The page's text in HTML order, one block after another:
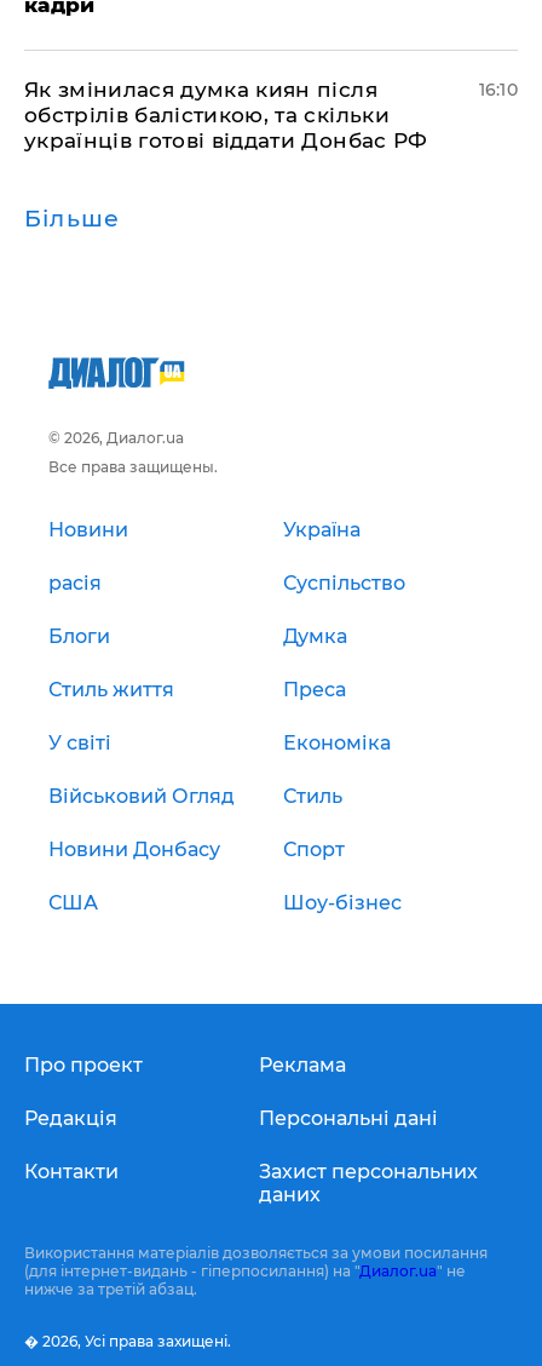
Як змінилася думка киян після
обстрілів балістикою, та скільки
українців готові віддати Донбас РФ
16:10
Більше
© 2026, Диалог.ua
Все права защищены.
Новини Україна
расія Суспільство
Блоги Думка
Стиль життя Преса
У світі Економіка
Військовий Огляд Стиль
Новини Донбасу Спорт
США Шоу-бізнес
Про проект
Редакція
Контакти
Реклама
Персональні дані
Захист персональних
даних
Використання матеріалів дозволяється за умови посилання
(для інтернет-видань - гіперпосилання) на "Диалог.ua" не
нижче за третій абзац.
� 2026, Усі права захищені.